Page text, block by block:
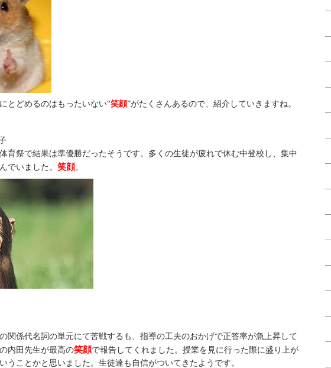
とどめるのはもったいない“笑顔”がたくさんあるので、紹介していきますね。
育祭で結果は準優勝だったそうです。多くの生徒が疲れで休む中登校し、集中
でいました。笑顔。
関係代名詞の単元にて苦戦するも、指導の工夫のおかげで正答率が急上昇して
内田先生が最高の笑顔で報告してくれました。授業を見に行った際に盛り上が
うことかと思いました。生徒達も自信がついてきたようです。